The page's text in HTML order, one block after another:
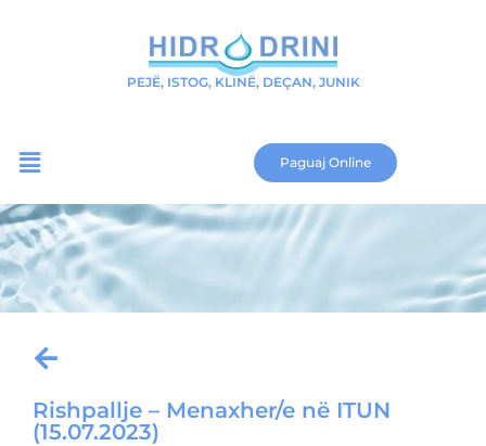
PEJË, ISTOG, KLINË, DEÇAN, JUNIK
Paguaj Online
Rishpallje – Menaxher/e në ITUN
(15.07.2023)